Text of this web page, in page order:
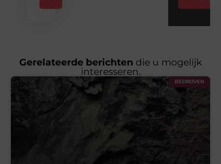
Gerelateerde berichten die u mogelijk
interesseren.
BEDRIJVEN